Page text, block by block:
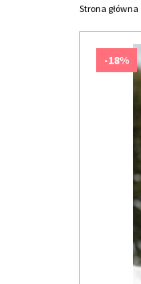
Strona główna
-18%